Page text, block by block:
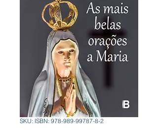
SKU: ISBN: 978-989-99787-8-2